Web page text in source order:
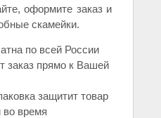
оформите заказ и
скамейки.
по всей России
заказ прямо к Вашей
защитит товар
во время